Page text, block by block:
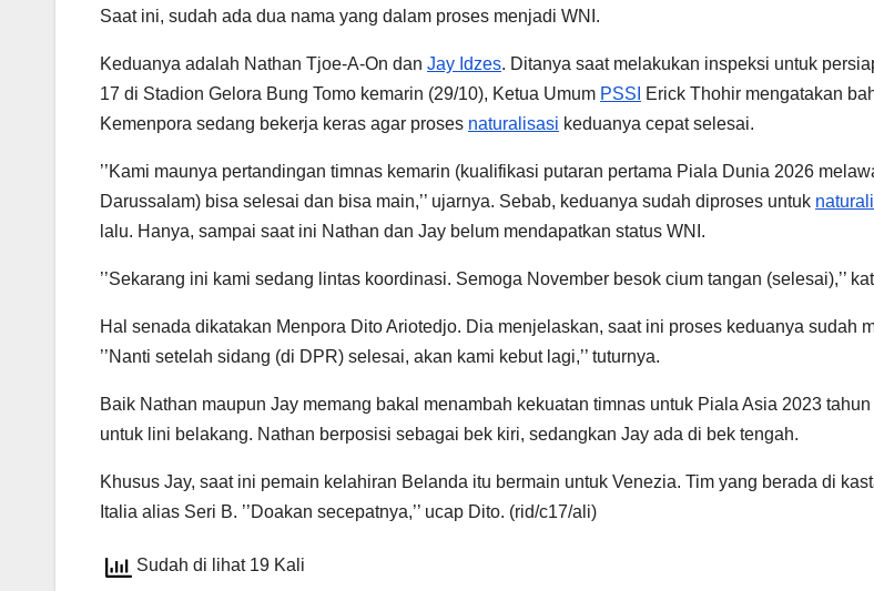
Saat ini, sudah ada dua nama yang dalam proses menjadi WNI.
Keduanya adalah Nathan Tjoe-A-On dan Jay Idzes. Ditanya saat melakukan inspeksi untuk
17 di Stadion Gelora Bung Tomo kemarin (29/10), Ketua Umum PSSI
Erick Thohir mengatakan
Kemenpora sedang bekerja keras agar proses naturalisasi keduanya cepat selesai.
’’Kami maunya pertandingan timnas kemarin (kualifikasi putaran pertama Piala Dunia 2026
Darussalam) bisa selesai dan bisa main,’’ ujarnya. Sebab, keduanya sudah diproses untuk
lalu. Hanya, sampai saat ini Nathan dan Jay belum mendapatkan status WNI.
’’Sekarang ini kami sedang lintas koordinasi. Semoga November besok cium tangan (selesai),’’
Hal senada dikatakan Menpora Dito Ariotedjo. Dia menjelaskan, saat ini proses keduanya sudah
’’Nanti setelah sidang (di DPR) selesai, akan kami kebut lagi,’’ tuturnya.
Baik Nathan maupun Jay memang bakal menambah kekuatan timnas untuk Piala Asia 2023
untuk lini belakang. Nathan berposisi sebagai bek kiri, sedangkan Jay ada di bek tengah.
Khusus Jay, saat ini pemain kelahiran Belanda itu bermain untuk Venezia. Tim yang berada di
Italia alias Seri B. ’’Doakan secepatnya,’’ ucap Dito. (rid/c17/ali)
Sudah di lihat 19 Kali